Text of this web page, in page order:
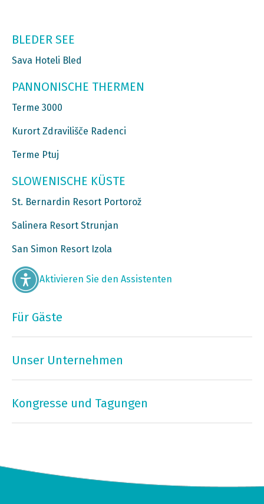
BLEDER SEE
Sava Hoteli Bled
PANNONISCHE THERMEN
Terme 3000
Kurort Zdravilišče Radenci
Terme Ptuj
SLOWENISCHE KÜSTE
St. Bernardin Resort Portorož
Salinera Resort Strunjan
San Simon Resort Izola
Aktivieren Sie den Assistenten
Für Gäste
Unser Unternehmen
Kongresse und Tagungen